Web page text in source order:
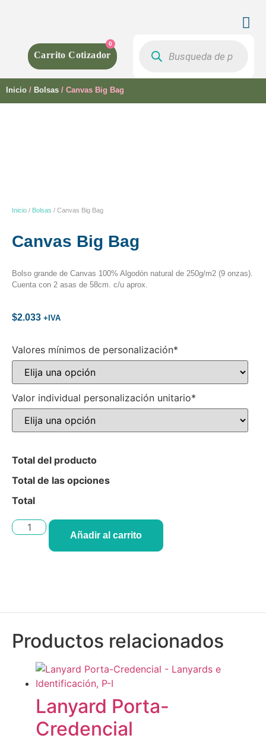
0
Inicio / Bolsas / Canvas Big Bag
Inicio / Bolsas / Canvas Big Bag
Canvas Big Bag
Bolso grande de Canvas 100% Algodón natural de 250g/m2 (9 onzas).
Cuenta con 2 asas de 58cm. c/u aprox.
$2.033 +IVA
Valores mínimos de personalización*
Valor individual personalización unitario*
Total del producto
Total de las opciones
Total
Añadir al carrito
Productos relacionados
Lanyard Porta-
Credencial